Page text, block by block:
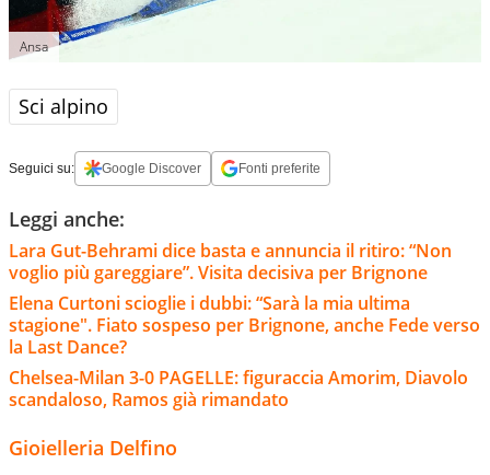
Ansa
Sci alpino
Seguici su: Google Discover Fonti preferite
Leggi anche:
Lara Gut-Behrami dice basta e annuncia il ritiro: “Non
voglio più gareggiare”. Visita decisiva per Brignone
Elena Curtoni scioglie i dubbi: “Sarà la mia ultima
stagione". Fiato sospeso per Brignone, anche Fede verso
la Last Dance?
Chelsea-Milan 3-0 PAGELLE: figuraccia Amorim, Diavolo
scandaloso, Ramos già rimandato
Gioielleria Delfino